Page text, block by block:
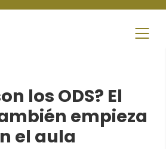
los ODS? El
empieza
el aula